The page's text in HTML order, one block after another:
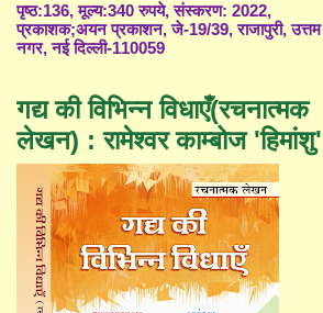
पृष्ठ:136, मूल्य:340 रुपये, संस्करण: 2022,
प्रकाशक;अयन प्रकाशन, जे-19/39, राजापुरी, उत्तम
नगर, नई दिल्ली-110059
गद्य की विभिन्न विधाएँ(रचनात्मक
लेखन) : रामेश्वर काम्बोज 'हिमांशु'